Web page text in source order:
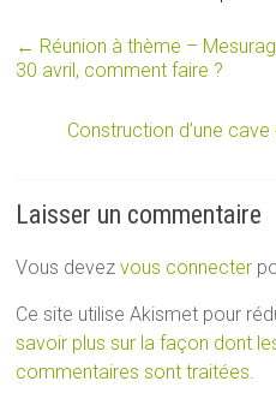
← Réunion à thème –
30 avril, comment faire ?
Construction d’une
Laisser un commentaire
Vous devezvous connecter
Ce site utilise Akismet pour
savoir plus sur la façon dont
commentaires sont traitées